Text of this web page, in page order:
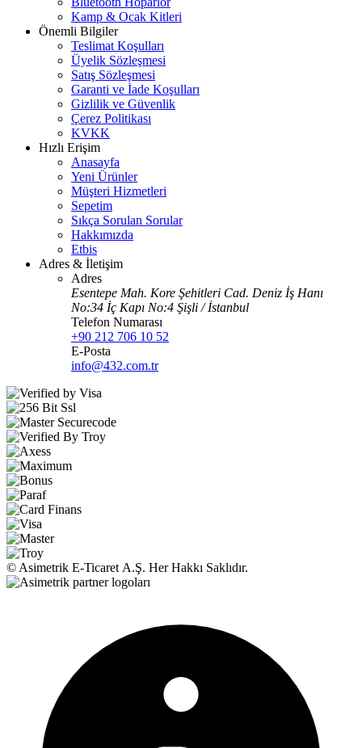
Kamp & Ocak Kitleri
Önemli Bilgiler
Teslimat Koşulları
Üyelik Sözleşmesi
Satış Sözleşmesi
Garanti ve İade Koşulları
Gizlilik ve Güvenlik
Çerez Politikası
KVKK
Hızlı Erişim
Anasayfa
Yeni Ürünler
Müşteri Hizmetleri
Sepetim
Sıkça Sorulan Sorular
Hakkımızda
Etbis
Adres & İletişim
Adres
Esentepe Mah. Kore Şehitleri Cad. Deniz İş Hanı
No:34 İç Kapı No:4 Şişli / İstanbul
Telefon Numarası
+90 212 706 10 52
E-Posta
info@432.com.tr
© Asimetrik E‑Ticaret A.Ş. Her Hakkı Saklıdır.